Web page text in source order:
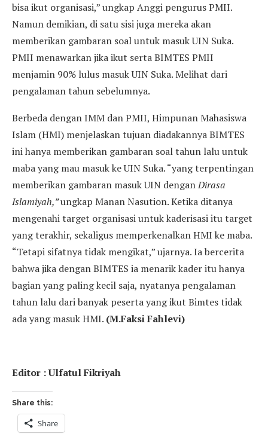
bisa ikut organisasi,” ungkap Anggi pengurus PMII.
Namun demikian, di satu sisi juga mereka akan
memberikan gambaran soal untuk masuk UIN Suka.
PMII menawarkan jika ikut serta BIMTES PMII
menjamin 90% lulus masuk UIN Suka. Melihat dari
pengalaman tahun sebelumnya.
Berbeda dengan IMM dan PMII, Himpunan Mahasiswa
Islam (HMI) menjelaskan tujuan diadakannya BIMTES
ini hanya memberikan gambaran soal tahun lalu untuk
maba yang mau masuk ke UIN Suka. “yang terpentingan
memberikan gambaran masuk UIN denganDirasa
Islamiyah,”ungkap Manan Nasution. Ketika ditanya
mengenahi target organisasi untuk kaderisasi itu target
yang terakhir, sekaligus memperkenalkan HMI ke maba.
“Tetapi sifatnya tidak mengikat,” ujarnya. Ia bercerita
bahwa jika dengan BIMTES ia menarik kader itu hanya
bagian yang paling kecil saja, nyatanya pengalaman
tahun lalu dari banyak peserta yang ikut Bimtes tidak
ada yang masuk HMI. (M.Faksi Fahlevi)
Editor : Ulfatul Fikriyah
Share this:
Share